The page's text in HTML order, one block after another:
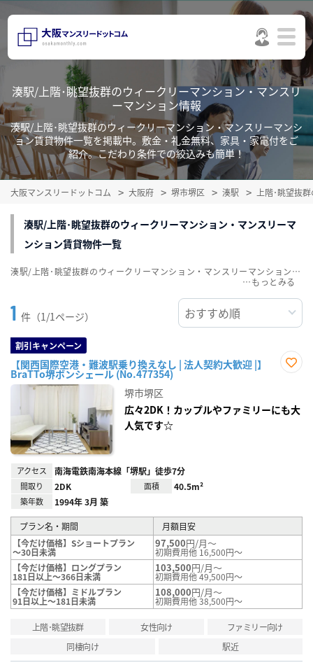
湊駅/上階･眺望抜群のウィークリーマンション・マンスリ
ーマンション情報
湊駅/上階･眺望抜群のウィークリーマンション・マンスリーマンシ
ョン賃貸物件一覧を掲載中。敷金・礼金無料、家具・家電付をご
紹介。こだわり条件での絞込みも簡単！
大阪マンスリードットコム 大阪府 堺市堺区 湊駅 上階･眺望抜
湊駅/上階･眺望抜群のウィークリーマンション・マンスリーマ
ンション賃貸物件一覧
1 件（1/1ページ）
割引キャンペーン
【関西国際空港・難波駅乗り換えなし | 法人契約大歓迎 |】
BraTTo堺ボンシェール (No.477354)
録
堺市堺区
広々2DK！カップルやファミリーにも大
人気です☆
アクセス 南海電鉄南海本線「堺駅」徒歩7分
間取り 2DK 面積 40.5m²
築年数 1994年 3月 築
プラン名・期間
月額目安
【今だけ価格】Sショートプラン
～30日未満
97,500円/月～
初期費用他 16,500円～
【今だけ価格】ロングプラン
181日以上～366日未満
103,500円/月～
初期費用他 49,500円～
【今だけ価格】ミドルプラン
91日以上～181日未満
108,000円/月～
初期費用他 38,500円～
上階･眺望抜群 女性向け
ファミリー向け
同棲向け
駅近
湊駅/上階･眺望抜群のウィークリーマンション・マンスリーマンション賃貸物件一覧を掲載中。敷金・礼金無料、家具・家電付をご紹介。こだわり条件での絞込みも簡単！
…